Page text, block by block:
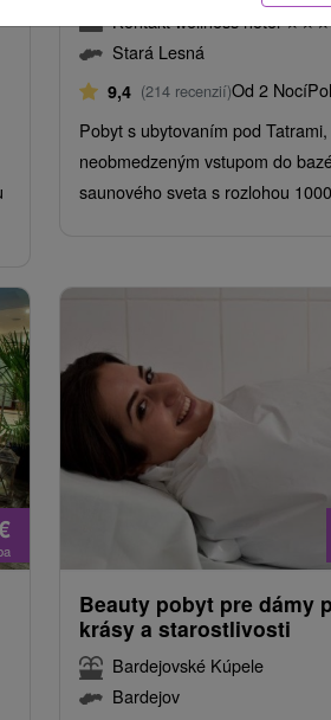
Kontakt wellness hotel★★★
Stará Lesná
9,4 (214 recenzií)Od 2 Nocí
Pobyt s ubytovaním pod
neobmedzeným vstupom do
saunového sveta s rozlohou
Beauty pobyt pre dámy
krásy a starostlivosti
Bardejovské Kúpele
Bardejov